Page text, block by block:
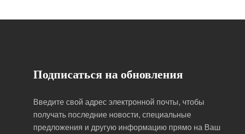
Подписаться на обновления
Введите свой адрес электронной почты, чтобы
получать последние новости, специальные
предложения и другую информацию прямо на Ваш